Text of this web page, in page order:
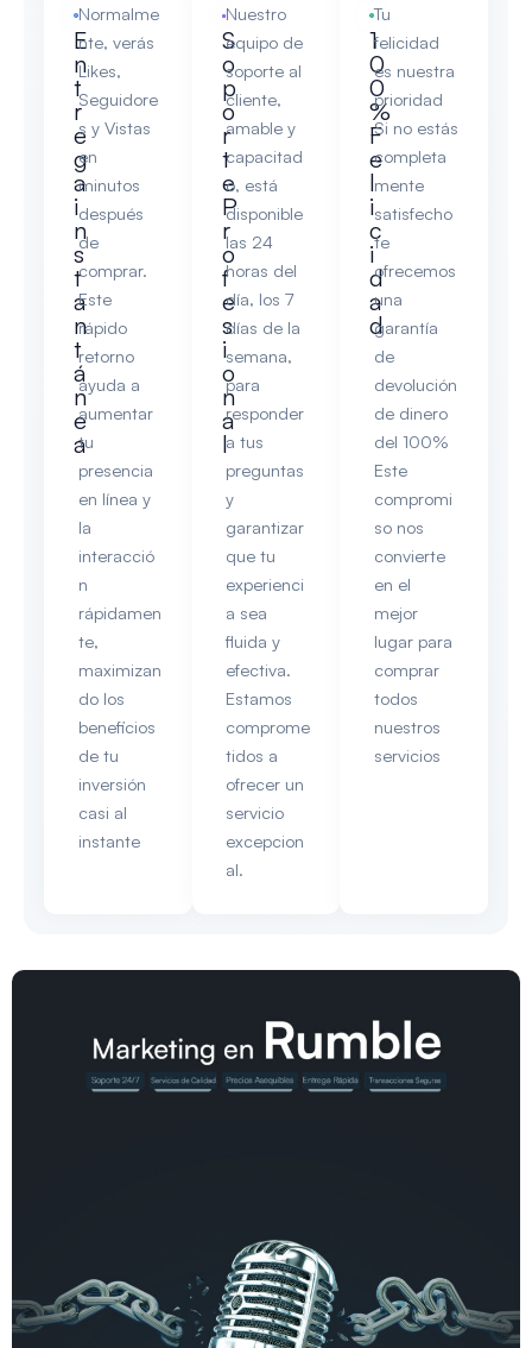
E
n
t
r
e
g
a
i
n
s
t
a
n
t
á
n
e
a
Normalme
nte, verás
Likes,
Seguidore
s y Vistas
en
minutos
después
de
comprar.
Este
rápido
retorno
ayuda a
aumentar
tu
presencia
en línea y
la
interacció
n
rápidamen
te,
maximizan
do los
beneficios
de tu
inversión
casi al
instante
S
o
p
o
r
t
e
P
r
o
f
e
s
i
o
n
a
l
Nuestro
equipo de
soporte al
cliente,
amable y
capacitad
o, está
disponible
las 24
horas del
día, los 7
días de la
semana,
para
responder
a tus
preguntas
y
garantizar
que tu
experienci
a sea
fluida y
efectiva.
Estamos
comprome
tidos a
ofrecer un
servicio
excepcion
al.
1
0
0
%
F
e
l
i
c
i
d
a
d
Tu
felicidad
es nuestra
prioridad
Si no estás
completa
mente
satisfecho
te
ofrecemos
una
garantía
de
devolución
de dinero
del 100%
Este
compromi
so nos
convierte
en el
mejor
lugar para
comprar
todos
nuestros
servicios